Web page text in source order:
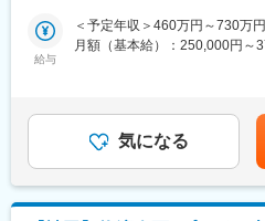
通販や業界特有の知識はOJT
経験の有無を問わず着実に成長
境です。マルチタスクをこなし
歓迎されます。
Web新規集客の責任者や、商
メーカー・医療機関のつなぎ
病院や調剤薬局などを定期的
収集し適切な医薬品や行動動
製薬メーカーのMRと連携し営
MSに求められるのは、お得意
医薬品ニーズに対応する姿勢で
給与
＜予定年収＞460万円～730万
月額（基本給）：250,000円～
験等を踏まえて判断いたしま
あり、選考を通じて上下する
手当を含めた表記です。
気になる